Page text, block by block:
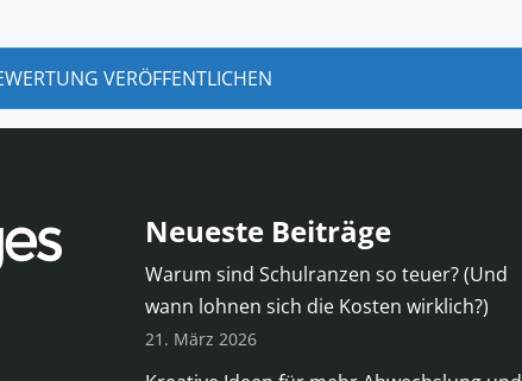
Neueste Beiträge
Warum sind Schulranzen so teuer? (Und
wann lohnen sich die Kosten wirklich?)
21. März 2026